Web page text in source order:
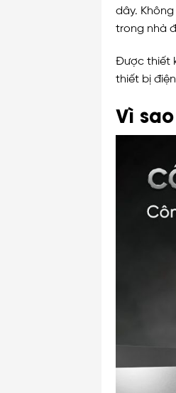
dây.
trong nhà
Được thiết
thiết bị
Vì